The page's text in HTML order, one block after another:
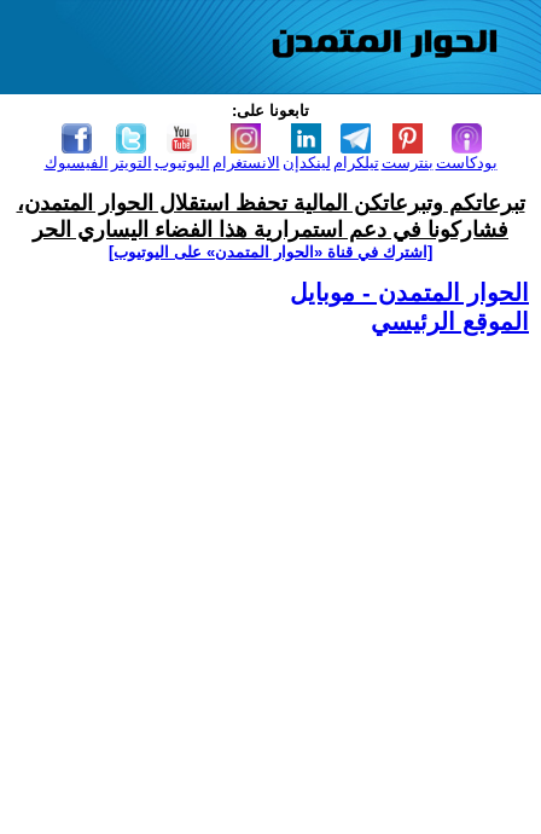
تابعونا على:
الفيسبوك التويتر اليوتيوب الانستغرام لينكدإن تيلكرامبنترست بودكاست
تبرعاتكم وتبرعاتكن المالية تحفظ استقلال الحوار المتمدن،
فشاركونا في دعم استمرارية هذا الفضاء اليساري الحر
[اشترك في قناة ‫«الحوار المتمدن» على اليوتيوب]
الحوار المتمدن - موبايل
الموقع الرئيسي